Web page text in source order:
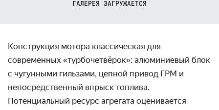
ГАЛЕРЕЯ ЗАГРУЖАЕТСЯ
Конструкция мотора классическая для
современных «турбочетвёрок»: алюминиевый блок
с чугунными гильзами, цепной привод ГРМ и
непосредственный впрыск топлива.
Потенциальный ресурс агрегата оценивается